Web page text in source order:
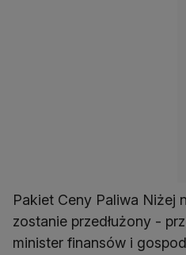
Pakiet Ceny Paliwa Niżej
zostanie przedłużony -
minister finansów i